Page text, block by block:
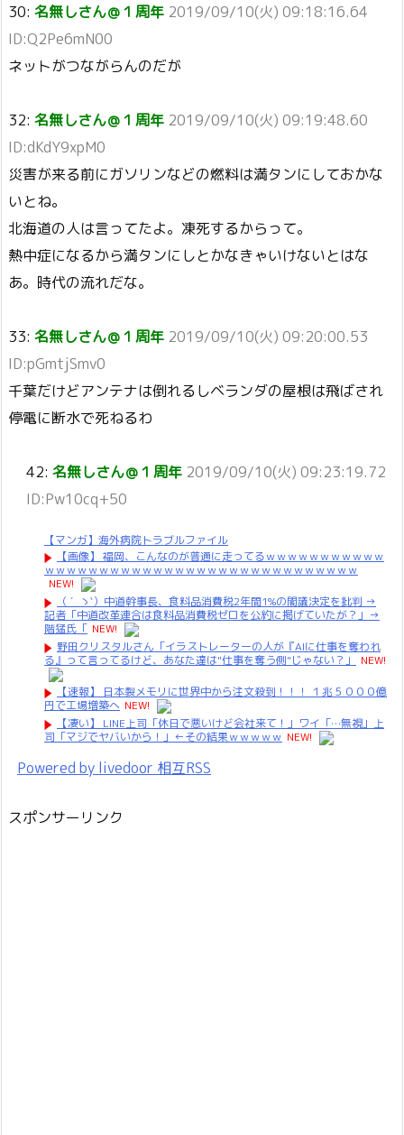
30: 名無しさん＠１周年 2019/09/10(火) 09:18:16.64
ID:Q2Pe6mN00
ネットがつながらんのだが
32: 名無しさん＠１周年 2019/09/10(火) 09:19:48.60
ID:dKdY9xpM0
災害が来る前にガソリンなどの燃料は満タンにしておかな
いとね。
北海道の人は言ってたよ。凍死するからって。
熱中症になるから満タンにしとかなきゃいけないとはな
あ。時代の流れだな。
33: 名無しさん＠１周年 2019/09/10(火) 09:20:00.53
ID:pGmtjSmv0
千葉だけどアンテナは倒れるしベランダの屋根は飛ばされ
停電に断水で死ねるわ
42: 名無しさん＠１周年 2019/09/10(火) 09:23:19.72
ID:Pw10cq+50
【マンガ】海外病院トラブルファイル
【画像】 福岡、こんなのが普通に走ってるｗｗｗｗｗｗｗｗｗｗｗ
ｗｗｗｗｗｗｗｗｗｗｗｗｗｗｗｗｗｗｗｗｗｗｗｗｗｗｗｗｗ
NEW!
（ ´_ゝ`）中道幹事長、食料品消費税2年間1%の閣議決定を批判 →
記者「中道改革連合は食料品消費税ゼロを公約に掲げていたが？」→
階猛氏「 NEW!
野田クリスタルさん「イラストレーターの人が『AIに仕事を奪われ
る』って言ってるけど、あなた達は"仕事を奪う側"じゃない？」
NEW!
【速報】 日本製メモリに世界中から注文殺到！！！ １兆５０００億
円で工場増築へ NEW!
【凄い】 LINE上司「休日で悪いけど会社来て！」ワイ「…無視」上
司「マジでヤバいから！」←その結果ｗｗｗｗｗ NEW!
Powered by livedoor 相互RSS
スポンサーリンク